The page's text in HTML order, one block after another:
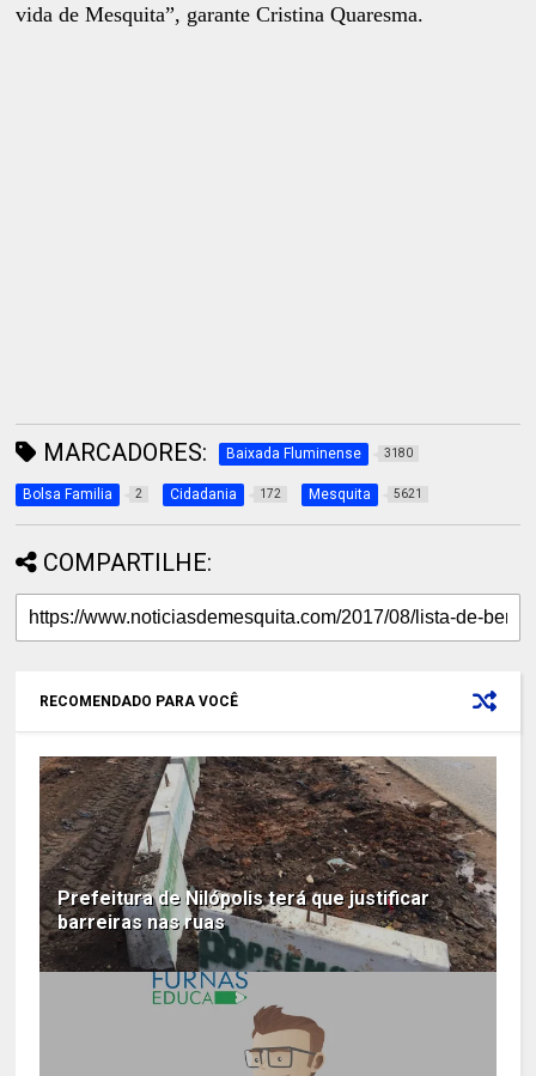
vida de Mesquita”, garante Cristina Quaresma.
MARCADORES: Baixada Fluminense 3180
Bolsa Familia 2 Cidadania 172 Mesquita 5621
COMPARTILHE:
RECOMENDADO PARA VOCÊ
Prefeitura de Nilópolis terá que justificar
barreiras nas ruas